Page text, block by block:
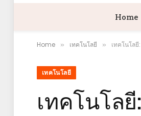
Home
Home » เทคโนโลยี » เทคโนโล
เทคโนโลยี
เทคโนโล